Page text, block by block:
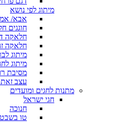
מיתוג לפי נושא
אבא/
חוגגים
חלאקה
חלאקה
מיתוג
מיתוג
מסיבת
עצב
מתנות לחגים ומועדים
חגי ישראל
חנוכה
טו בשבט